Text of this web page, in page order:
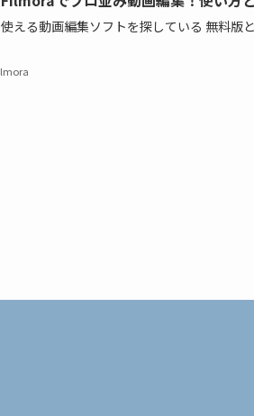
える動画編集ソフトを探している 無料版